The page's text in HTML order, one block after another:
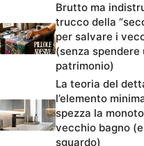
Brutto ma
trucco della
per salvare i
(senza spendere
patrimonio)
La teoria del
l’elemento
spezza la
vecchio bagno
sguardo)